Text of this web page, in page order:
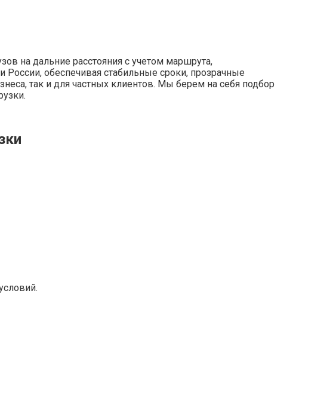
на дальние расстояния с учетом маршрута,
обеспечивая стабильные сроки, прозрачные
так и для частных клиентов. Мы берем на себя подбор